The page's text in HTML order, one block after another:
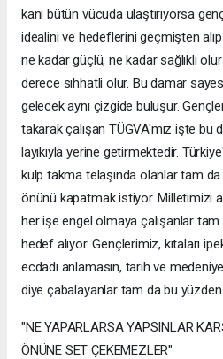
kanı bütün vücuda ulaştırıyorsa
idealini ve hedeflerini geçmişten
ne kadar güçlü, ne kadar sağlıklı
derece sıhhatli olur. Bu damar
gelecek aynı çizgide buluşur.
takarak çalışan TÜGVA'mız işte bu
layıkıyla yerine getirmektedir.
kulp takma telaşında olanlar tam da
önünü kapatmak istiyor. Milletimizi
her işe engel olmaya çalışanlar tam
hedef alıyor. Gençlerimiz, kıtaları
ecdadı anlamasın, tarih ve
diye çabalayanlar tam da bu yüzden
"NE YAPARLARSA YAPSINLAR
ÖNÜNE SET ÇEKEMEZLER"